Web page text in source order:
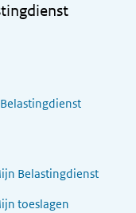
Belastingdienst
toeslagen